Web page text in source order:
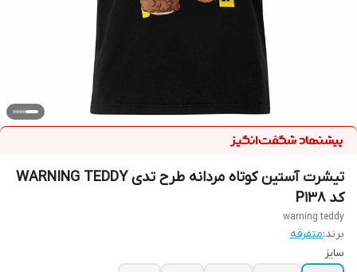
تیشرت آستین کوتاه مردانه طرح تدی WARNING TEDDY
کد P138
warning teddy
برند:متفرقه
سایز